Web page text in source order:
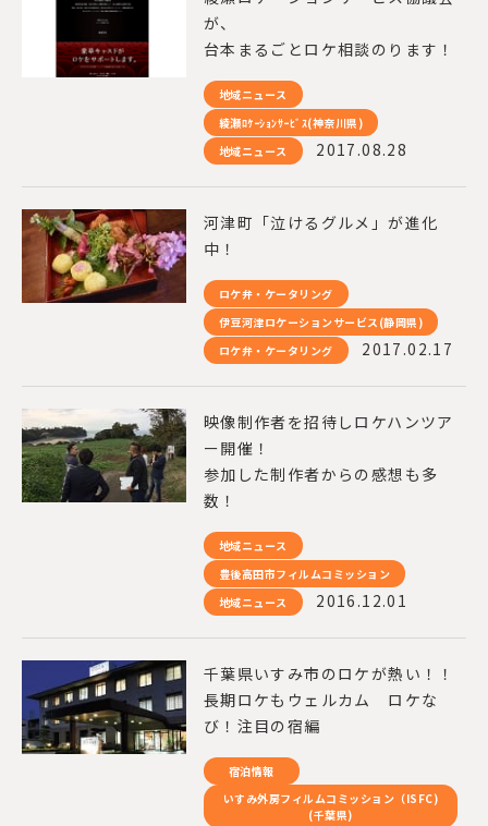
が、
台本まるごとロケ相談のります！
地域ニュース
綾瀬ﾛｹｰｼｮﾝｻｰﾋﾞｽ(神奈川県)
地域ニュース
2017.08.28
河津町「泣けるグルメ」が進化
中！
ロケ弁・ケータリング
伊豆河津ロケーションサービス(静岡県)
ロケ弁・ケータリング
2017.02.17
映像制作者を招待しロケハンツア
ー開催！
参加した制作者からの感想も多
数！
地域ニュース
豊後高田市フィルムコミッション
地域ニュース
2016.12.01
千葉県いすみ市のロケが熱い！！
長期ロケもウェルカム ロケな
び！注目の宿編
宿泊情報
いすみ外房フィルムコミッション（ISFC)
(千葉県)